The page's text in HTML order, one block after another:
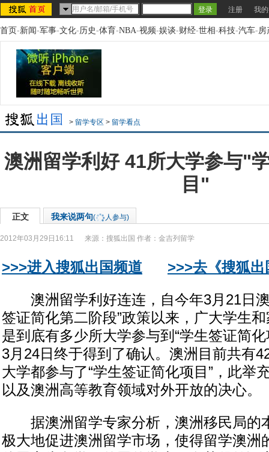
注册 我
首页-新闻-军事-文化-历史-体育-NBA-视频-娱谈-财经-世相-科技-汽车-房
> 留学专区 > 留学看点
澳洲留学利好 41所大学参与"
目"
正文 我来说两句( 人参与)
2012年03月29日16:11 来源： 搜狐出国 作者：金吉列留学
>>>进入搜狐出国频道 >>>去《搜狐
澳洲留学利好连连，自今年3月21日澳
签证简化第二阶段”政策以来，广大学生
是到底有多少所大学参与到“学生签证简
3月24日终于得到了确认。澳洲目前共有
大学都参与了“学生签证简化项目”，此举
以及澳洲高等教育领域对外开放的决心。
据澳洲留学专家分析，澳洲移民局的
极大地促进澳洲留学市场，使得留学澳洲